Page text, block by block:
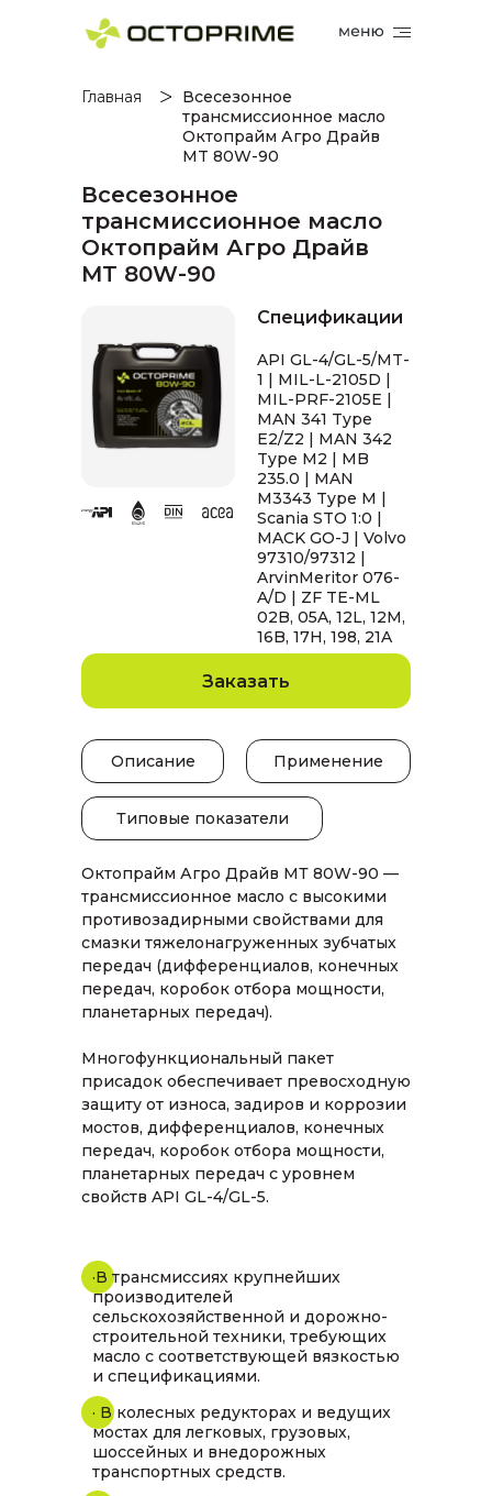
Всесезонное
трансмиссионное масло
Октопрайм Агро Драйв
MT 80W-90
Спецификации
Заказать
API GL-4/GL-5/MT-
1 | MIL-L-2105D |
MIL-PRF-2105E |
MAN 341 Type
E2/Z2 | MAN 342
Type M2 | MB
235.0 | MAN
M3343 Type M |
Scania STO 1:0 |
MACK GO-J | Volvo
97310/97312 |
ArvinMeritor 076-
A/D | ZF TE-ML
02B, 05A, 12L, 12M,
16B, 17H, 198, 21A
Описание Применение
Типовые показатели
Всесезонное
трансмиссионное масло
Октопрайм Агро Драйв
MT 80W-90
Главная
Октопрайм Агро Драйв МТ 80W-90 —
трансмиссионное масло с высокими
противозадирными свойствами для
смазки тяжелонагруженных зубчатых
передач (дифференциалов, конечных
передач, коробок отбора мощности,
планетарных передач).
Многофункциональный пакет
присадок обеспечивает превосходную
защиту от износа, задиров и коррозии
мостов, дифференциалов, конечных
передач, коробок отбора мощности,
планетарных передач с уровнем
свойств API GL-4/GL-5.
·В трансмиссиях крупнейших
производителей
сельскохозяйственной и дорожно-
строительной техники, требующих
масло с соответствующей вязкостью
и спецификациями.
· В колесных редукторах и ведущих
мостах для легковых, грузовых,
шоссейных и внедорожных
транспортных средств.